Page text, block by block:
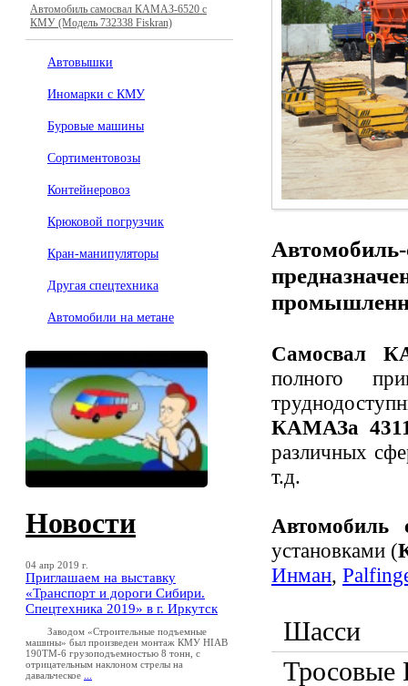
Автомобиль самосвал КАМАЗ-6520 с
КМУ (Модель 732338 Fiskran)
Автовышки
Иномарки с КМУ
Буровые машины
Сортиментовозы
Контейнеровоз
Крюковой погрузчик
Кран-манипуляторы
Другая спецтехника
Автомобили на метане
Новости
04 апр 2019 г.
Приглашаем на выставку
«Транспорт и дороги Сибири.
Спецтехника 2019» в г. Иркутск
Заводом «Строительные подъемные
машины» был произведен монтаж КМУ HIAB
190TM-6 грузоподъемностью 8 тонн, с
отрицательным наклоном стрелы на
давальческое
Самосвал
полного
КАМАЗа
различных
т.д.
установками (
Инман,
Шасси